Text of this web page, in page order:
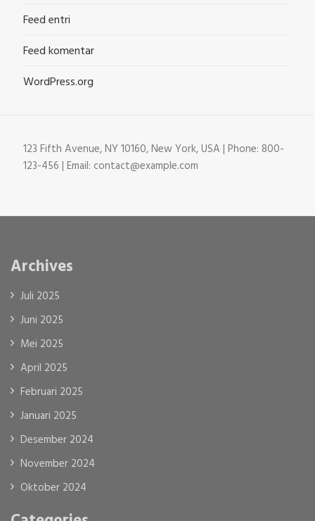
Feed entri
Feed komentar
WordPress.org
123 Fifth Avenue, NY 10160, New York, USA | Phone: 800-
123-456 | Email: contact@example.com
Archives
Juli 2025
Juni 2025
Mei 2025
April 2025
Februari 2025
Januari 2025
Desember 2024
November 2024
Oktober 2024